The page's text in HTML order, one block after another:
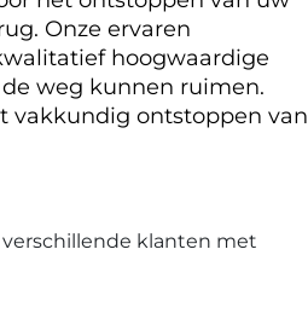
Onze ervaren
hoogwaardige
weg kunnen ruimen.
vakkundig ontstoppen van
klanten met